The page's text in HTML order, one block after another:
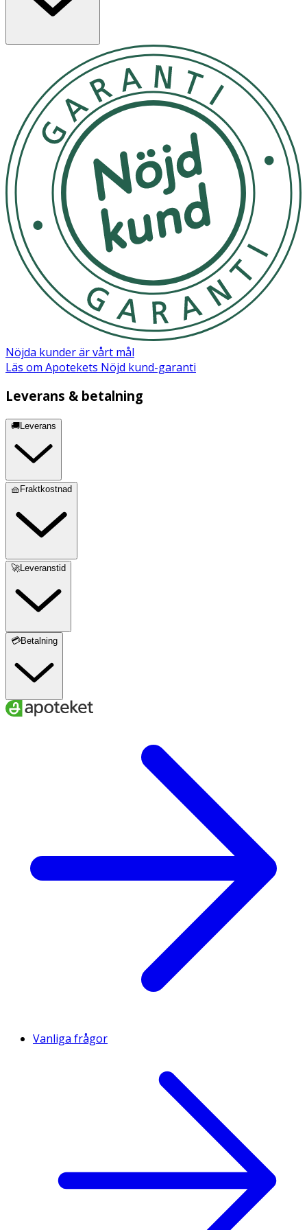
aktivitetsnivå.
- 2 kg: 8 bitar per dag
- 4 kg: 12 bitar per dag
- 6 kg: 16 bitar per dag.
- Se till att katten alltid har tillgång till rent vatten.
- Förvaras torrt och svalt, i återförsluten originalpåse
eller lufttät behållare.
Innehåll
Sammansättning: Torkat insektsprotein (24%),
ärtstärkelse, ärter, ärtprotein, kokosolja, olivolja,
lignocellulosa, mineraler, jäst, torkad bryggerijäst (2%),
torkad kattmynta (1%).
Analytiska beståndsdelar: Råprotein 28,6%, Råfett 18,0%,
Växttråd 6,3%, Råaska 6,6%, Näringstillsatser/kg:
Vitaminer: taurin 1 200 mg. Antioxidanter:
tokoferolextrakt från vegetabiliska oljor 110 mg.
Nöjda kunder är vårt mål
Läs om Apotekets Nöjd kund-garanti
Leverans & betalning
🚚Leverans
🧺Fraktkostnad
🚀Leveranstid
💳Betalning
Vanliga frågor